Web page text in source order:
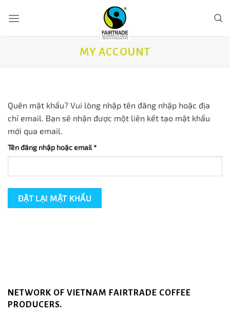
MY ACCOUNT
Quên mật khẩu? Vui lòng nhập tên đăng nhập hoặc địa
chỉ email. Bạn sẽ nhận được một liên kết tạo mật khẩu
mới qua email.
Tên đăng nhập hoặc email*Bắt
buộc
ĐẶT LẠI MẬT KHẨU
NETWORK OF VIETNAM FAIRTRADE COFFEE
PRODUCERS.